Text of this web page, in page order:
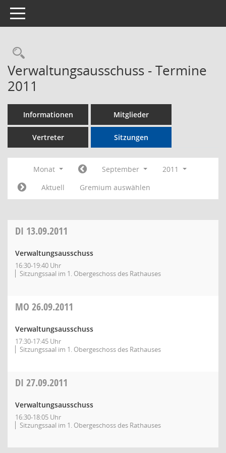
Toggle navigation
Rechercheauswahl
Verwaltungsausschuss - Termine
2011
Informationen Mitglieder
Vertreter Sitzungen
Monat September
2011
Aktuell
Gremium auswählen
DI 13.09.2011
Verwaltungsausschuss
16:30-19:40 Uhr
Sitzungssaal im 1. Obergeschoss des Rathauses
MO 26.09.2011
Verwaltungsausschuss
17:30-17:45 Uhr
Sitzungssaal im 1. Obergeschoss des Rathauses
DI 27.09.2011
Verwaltungsausschuss
16:30-18:05 Uhr
Sitzungssaal im 1. Obergeschoss des Rathauses